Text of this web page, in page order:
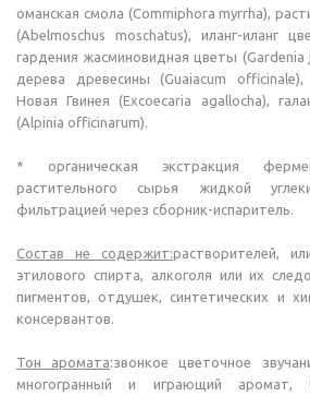
оманская смола (Commiphora myrrha),
(Abelmoschus moschatus), иланг-иланг
гардения жасминовидная цветы (Gardenia
дерева древесины (Guaiacum
Новая Гвинея (Excoecaria agallocha),
(Alpinia officinarum).
* органическая экстракция
растительного сырья жидкой
фильтрацией через сборник-испаритель.
Состав не содержит:растворителей,
этилового спирта, алкоголя или их
пигментов, отдушек, синтетических и
консервантов.
Тон аромата:звонкое цветочное
многогранный и играющий аромат,